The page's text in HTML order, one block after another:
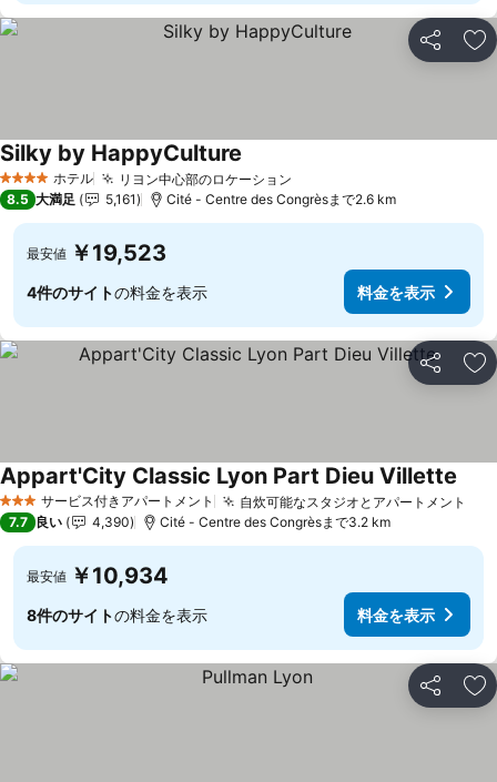
シェア お
4 ホテルのランク
ホテル リヨン中心部のロケーション
Silky by HappyCulture
8.5 大満足 5,161 Cité - Centre des Congrèsまで2.6 km
最安値 ￥19,523
4件のサイトの料金を表示 料金を表示
シェア お
3 ホテルのランク
サービス付きアパートメント 自炊可能なスタジオとアパートメント
Appart'City Classic Lyon Part Dieu Villette
7.7 良い 4,390 Cité - Centre des Congrèsまで3.2 km
最安値 ￥10,934
8件のサイトの料金を表示 料金を表示
シェア お